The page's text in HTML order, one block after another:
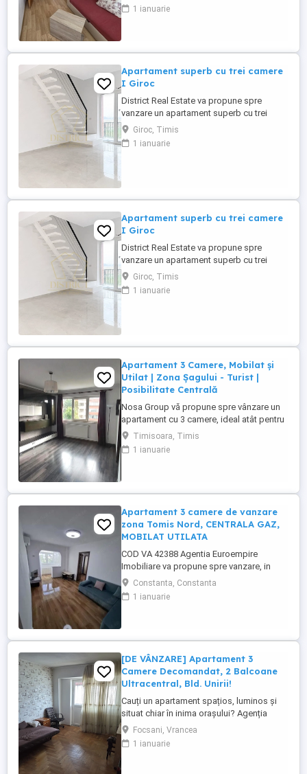
prezintă o proprietate excelentă în
Focșani, ideală pentru o familie sau ca
foarte accesibilă). De ...
1 ianuarie
Apartament superb cu trei camere
I Giroc
District Real Estate va propune spre
vanzare un apartament superb cu trei
camere si finisaje premium situat in Giroc,
avand in proximitate statie de transport in
comun si numeroase centre comerciale
Giroc, Timis
1 ianuarie
Apartament superb cu trei camere
I Giroc
District Real Estate va propune spre
vanzare un apartament superb cu trei
camere si finisaje premium situat in Giroc,
avand in proximitate statie de transport in
comun si numeroase centre comerciale
Giroc, Timis
1 ianuarie
Apartament 3 Camere, Mobilat și
Utilat | Zona Șagului - Turist |
Posibilitate Centrală
Nosa Group vă propune spre vânzare un
apartament cu 3 camere, ideal atât pentru
locuit, cât și pentru investiție, situat în
zona Șagului - Turist. Apartamentul se află
la etajul 3, este de tip confort 2 și dispune
pentru a ...
Timisoara, Timis
1 ianuarie
Apartament 3 camere de vanzare
zona Tomis Nord, CENTRALA GAZ,
MOBILAT UTILATA
COD VA 42388 Agentia Euroempire
Imobiliare va propune spre vanzare, in
Constanta, zona Tomis Nord, un
apartament cu 3 camere,
semidecomandat, cu suprafata utila de 55
parchet, termopan si usa metalica,
CENTRALA ...
Constanta, Constanta
1 ianuarie
[DE VÂNZARE] Apartament 3
Camere Decomandat, 2 Balcoane
Ultracentral, Bld. Unirii!
Cauți un apartament spațios, luminos și
situat chiar în inima orașului? Agenția
House Avantaj vă prezintă o oportunitate
excelentă de achiziție pe Bulevardul Unirii
din Focșani, ideală pentru o familie care
Focsani, Vrancea
1 ianuarie